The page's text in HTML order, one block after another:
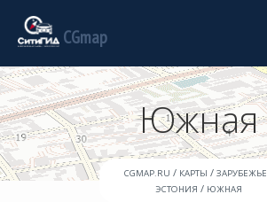
CGmap
Южная
CGMAP.RU / КАРТЫ / ЗАРУБЕЖЬЕ
ЭСТОНИЯ / ЮЖНАЯ